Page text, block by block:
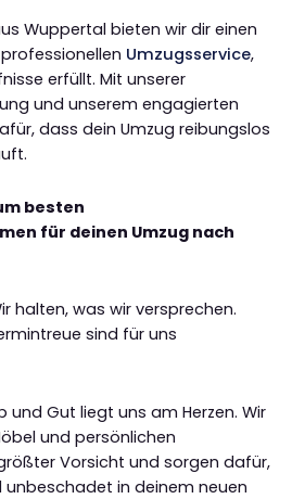
Wuppertal bieten wir dir einen
Umzugsservice,
erfüllt. Mit unserer
und unserem engagierten
dass dein Umzug reibungslos
besten
für deinen Umzug nach
halten, was wir versprechen.
sind für uns
und Gut liegt uns am Herzen. Wir
und persönlichen
Vorsicht und sorgen dafür,
unbeschadet in deinem neuen